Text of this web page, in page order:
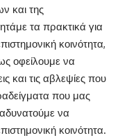
και της
τα πρακτικά για
κοινότητα,
οφείλουμε να
και τις αβλεψίες που
που μας
να
κοινότητα.